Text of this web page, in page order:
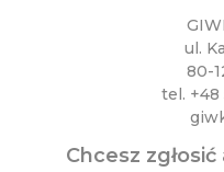
ul.
80-
tel.
Chcesz zgłosić